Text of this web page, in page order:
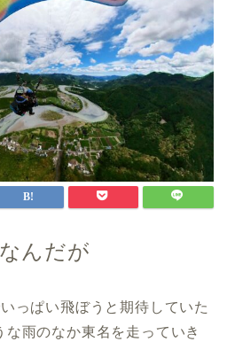
んだが
っぱい飛ぼうと期待していた
雨のなか東名を走っていき